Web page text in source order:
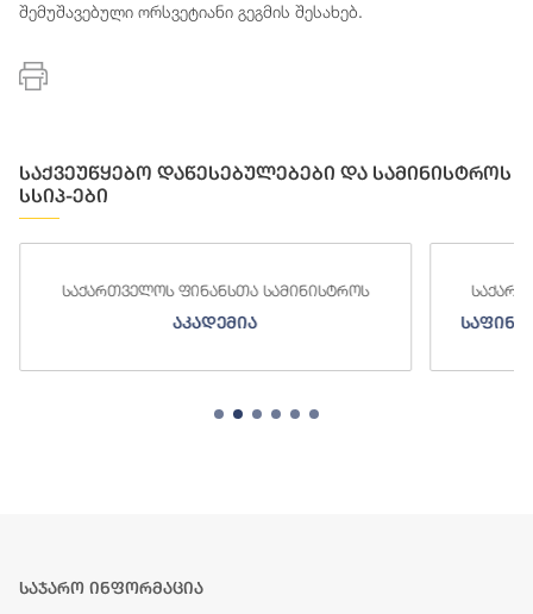
შემუშავებული ორსვეტიანი გეგმის შესახებ.
საქვეუწყებო დაწესებულებები და სამინისტროს
სსიპ-ები
საქართველოს ფინანსთა სამინისტროს
აკადემია
საჯარო ინფორმაცია